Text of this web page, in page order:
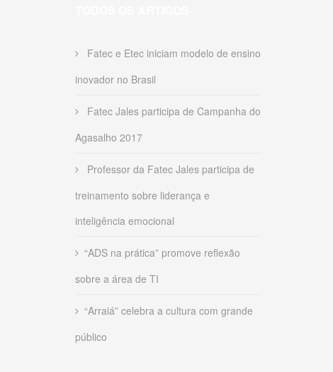
Fatec e Etec iniciam modelo de ensino
inovador no Brasil
Fatec Jales participa de Campanha do
Agasalho 2017
Professor da Fatec Jales participa de
treinamento sobre liderança e
inteligência emocional
“ADS na prática” promove reflexão
sobre a área de TI
“Arraiá” celebra a cultura com grande
público